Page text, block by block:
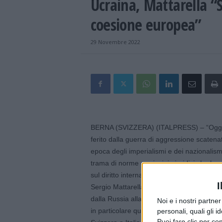
Noi e i nostri
personali, quali gli
Ucraina, Mattarella
coesione europea”
29 Novembre 2022
BERNA (SVIZZERA) (ITALPRESS) –
ferito dalla guerra di aggressione
epoca degli imperialismi e dei
trama di norme e principi giuridici che
sul diritto internazionale e sulla
Sergio Mattarella, a Berna, nel suo
dalla Russia alla pace, e alla sicurezza
in particolare quelle europee, un